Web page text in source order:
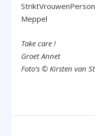
Meppel
Take care !
Groet Annet
Foto’s © Kirsten van